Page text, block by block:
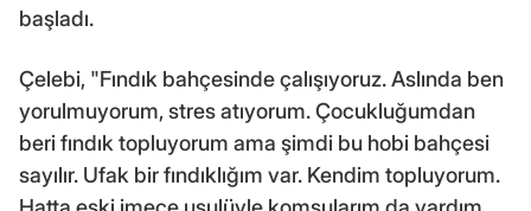
başladı.
Çelebi, "Fındık bahçesinde çalışıyoruz. Aslında ben
yorulmuyorum, stres atıyorum. Çocukluğumdan
beri fındık topluyorum ama şimdi bu hobi bahçesi
sayılır. Ufak bir fındıklığım var. Kendim topluyorum.